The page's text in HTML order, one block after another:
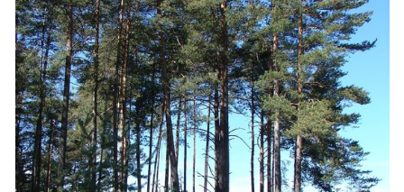
Skip to main content